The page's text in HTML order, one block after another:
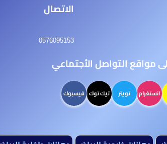
الاتصال
0576095153
مواقع التواصل الأجتماعي
انستغرام تويتر تيك توك فيسبوك